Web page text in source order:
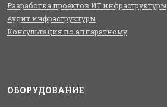
Разработка проектов ИТ инфраструктуры
Аудит инфраструктуры
Консультация по аппаратному
ОБОРУДОВАНИЕ